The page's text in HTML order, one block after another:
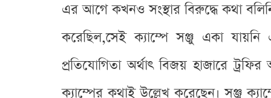
এর আগে কখনও সংস্থার বিরুদ্ধে কথা
করেছিল,সেই ক্যাম্পে সঞ্জু একা
প্রতিযোগিতা অর্থাৎ বিজয় হাজারে
ক্যাম্পের কথাই উল্লেখ করেছেন। সঞ্জু